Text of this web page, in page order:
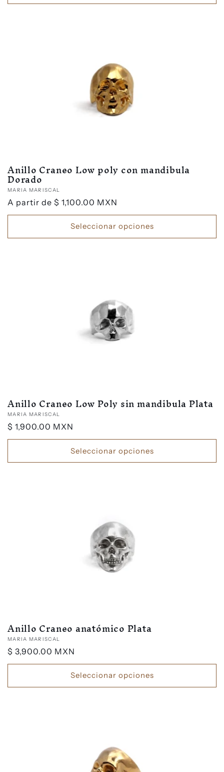
Anillo Craneo Low poly con mandibula
Dorado
Proveedor:
MARIA MARISCAL
Precio
habitual
A partir de $ 1,100.00 MXN
Seleccionar opciones
Anillo Craneo Low Poly sin mandibula Plata
Proveedor:
MARIA MARISCAL
Precio
habitual
$ 1,900.00 MXN
Seleccionar opciones
Anillo Craneo anatómico Plata
Proveedor:
MARIA MARISCAL
Precio
habitual
$ 3,900.00 MXN
Seleccionar opciones